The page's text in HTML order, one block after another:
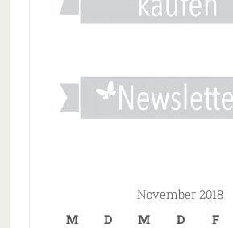
November 2018
M
D M D F